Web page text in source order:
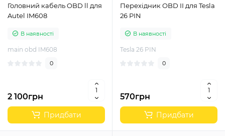
Головний кабель OBD ll для
Autel IM608
В наявності
main obd IM608
0
2 100грн
Придбати
Перехідник OBD II для Tesla
26 PIN
В наявності
Tesla 26 PIN
0
570грн
Придбати